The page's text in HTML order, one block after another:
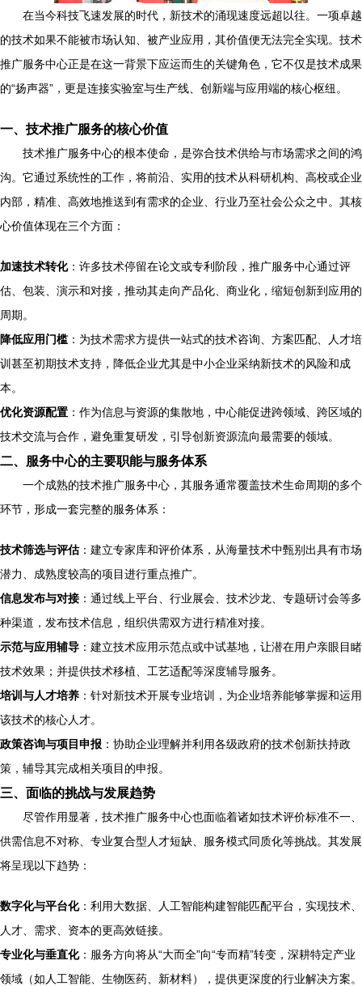
在当今科技飞速发展的时代，新技术的涌现速度远超以往。一项卓越
的技术如果不能被市场认知、被产业应用，其价值便无法完全实现。技术
推广服务中心正是在这一背景下应运而生的关键角色，它不仅是技术成果
的“扬声器”，更是连接实验室与生产线、创新端与应用端的核心枢纽。
一、技术推广服务的核心价值
技术推广服务中心的根本使命，是弥合技术供给与市场需求之间的鸿
沟。它通过系统性的工作，将前沿、实用的技术从科研机构、高校或企业
内部，精准、高效地推送到有需求的企业、行业乃至社会公众之中。其核
心价值体现在三个方面：
加速技术转化：许多技术停留在论文或专利阶段，推广服务中心通过评
估、包装、演示和对接，推动其走向产品化、商业化，缩短创新到应用的
周期。
降低应用门槛 ：为技术需求方提供一站式的技术咨询、方案匹配、人才培
训甚至初期技术支持，降低企业尤其是中小企业采纳新技术的风险和成
本。
优化资源配置 ：作为信息与资源的集散地，中心能促进跨领域、跨区域的
技术交流与合作，避免重复研发，引导创新资源流向最需要的领域。
二、服务中心的主要职能与服务体系
一个成熟的技术推广服务中心，其服务通常覆盖技术生命周期的多个
环节，形成一套完整的服务体系：
技术筛选与评估：建立专家库和评价体系，从海量技术中甄别出具有市场
潜力、成熟度较高的项目进行重点推广。
信息发布与对接 ：通过线上平台、行业展会、技术沙龙、专题研讨会等多
种渠道，发布技术信息，组织供需双方进行精准对接。
示范与应用辅导 ：建立技术应用示范点或中试基地，让潜在用户亲眼目睹
技术效果；并提供技术移植、工艺适配等深度辅导服务。
培训与人才培养 ：针对新技术开展专业培训，为企业培养能够掌握和运用
该技术的核心人才。
政策咨询与项目申报 ：协助企业理解并利用各级政府的技术创新扶持政
策，辅导其完成相关项目的申报。
三、面临的挑战与发展趋势
尽管作用显著，技术推广服务中心也面临着诸如技术评价标准不一、
供需信息不对称、专业复合型人才短缺、服务模式同质化等挑战。其发展
将呈现以下趋势：
数字化与平台化：利用大数据、人工智能构建智能匹配平台，实现技术、
人才、需求、资本的更高效链接。
专业化与垂直化：服务方向将从“大而全”向“专而精”转变，深耕特定产业
领域（如人工智能、生物医药、新材料），提供更深度的行业解决方案。